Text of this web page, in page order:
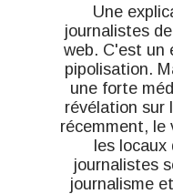
Une
journalistes
web. C'est un
pipolisation.
une forte
révélation sur
récemment, le
les locaux
journalistes
journalisme